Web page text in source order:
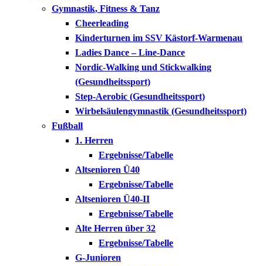
Gymnastik, Fitness & Tanz
Cheerleading
Kinderturnen im SSV Kästorf-Warmenau
Ladies Dance – Line-Dance
Nordic-Walking und Stickwalking
(Gesundheitssport)
Step-Aerobic (Gesundheitssport)
Wirbelsäulengymnastik (Gesundheitssport)
Fußball
1. Herren
Ergebnisse/Tabelle
Altsenioren Ü40
Ergebnisse/Tabelle
Altsenioren Ü40-II
Ergebnisse/Tabelle
Alte Herren über 32
Ergebnisse/Tabelle
G-Junioren